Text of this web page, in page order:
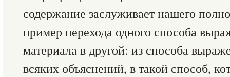
содержание заслуживает нашего
пример перехода одного способа
материала в другой: из способа
всяких объяснений, в такой способ,